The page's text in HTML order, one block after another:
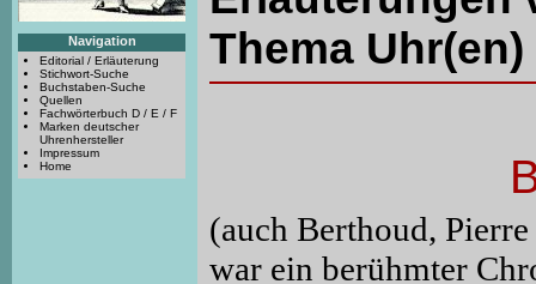
Navigation
Editorial / Erläuterung
Stichwort-Suche
Buchstaben-Suche
Quellen
Fachwörterbuch D / E / F
Marken deutscher
Uhrenhersteller
Impressum
Home
Thema
(auch Berthoud,
war ein berühmter